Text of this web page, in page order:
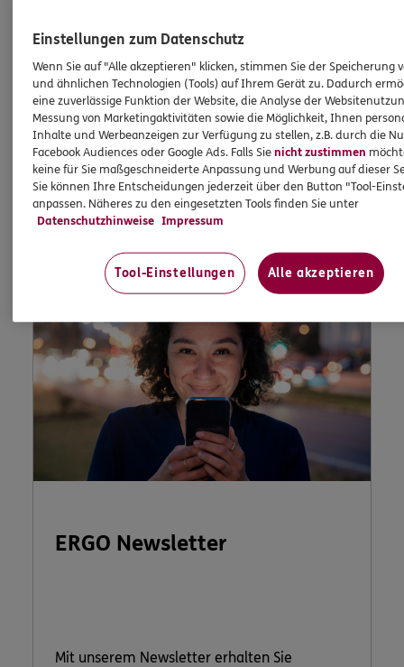
In Ihrem persönlichen Kundenportal „Meine
Versicherungen“ können Sie Ihre
Versicherungen bequem online verwalten.
Jetzt informieren
ERGO Newsletter
Mit unserem Newsletter erhalten Sie
Einstellungen zum Datenschutz
Wenn Sie auf "Alle akzeptieren" klicken, stimmen Sie der Speicherung
und ähnlichen Technologien (Tools) auf Ihrem Gerät zu. Dadurch
eine zuverlässige Funktion der Website, die Analyse der
Messung von Marketingaktivitäten sowie die Möglichkeit, Ihnen
Inhalte und Werbeanzeigen zur Verfügung zu stellen, z.B. durch die
Facebook Audiences oder Google Ads. Falls Sienicht zustimmen
keine für Sie maßgeschneiderte Anpassung und Werbung auf dieser
Sie können Ihre Entscheidungen jederzeit über den Button "Tool-
anpassen. Näheres zu den eingesetzten Tools finden Sie unter
Datenschutzhinweise Impressum
Tool-Einstellungen Alle akzeptieren